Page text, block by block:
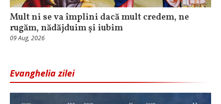
Mult ni se va împlini dacă mult credem, ne
rugăm, nădăjduim și iubim
09 Aug, 2026
Evanghelia zilei